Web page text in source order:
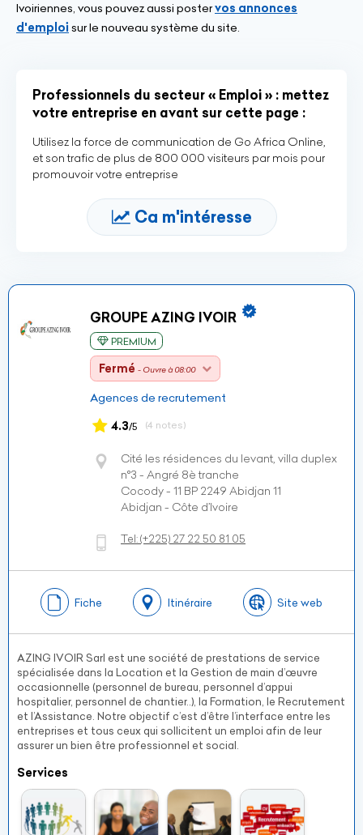
Ivoiriennes, vous pouvez aussi postervos annonces
d'emploi sur le nouveau système du site.
Professionnels du secteur « Emploi » : mettez
votre entreprise en avant sur cette page :
Utilisez la force de communication de Go Africa Online,
et son trafic de plus de 800 000 visiteurs par mois pour
promouvoir votre entreprise
Ca m'intéresse
GROUPE AZING IVOIR
PREMIUM
Fermé - Ouvre à 08:00
Agences de recrutement
4.3/5 (4 notes)
Cité les résidences du levant, villa duplex
n°3 - Angré 8è tranche
Cocody - 11 BP 2249 Abidjan 11
Abidjan - Côte d’Ivoire
Tel:(+225) 27 22 50 81 05
Fiche Itinéraire Site web
AZING IVOIR Sarl est une société de prestations de service
spécialisée dans la Location et la Gestion de main d’œuvre
occasionnelle (personnel de bureau, personnel d’appui
hospitalier, personnel de chantier..), la Formation, le Recrutement
et l’Assistance. Notre objectif c’est d’être l’interface entre les
entreprises et tous ceux qui sollicitent un emploi afin de leur
assurer un bien être professionnel et social.
Services